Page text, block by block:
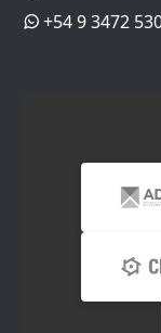
+54 9 3472